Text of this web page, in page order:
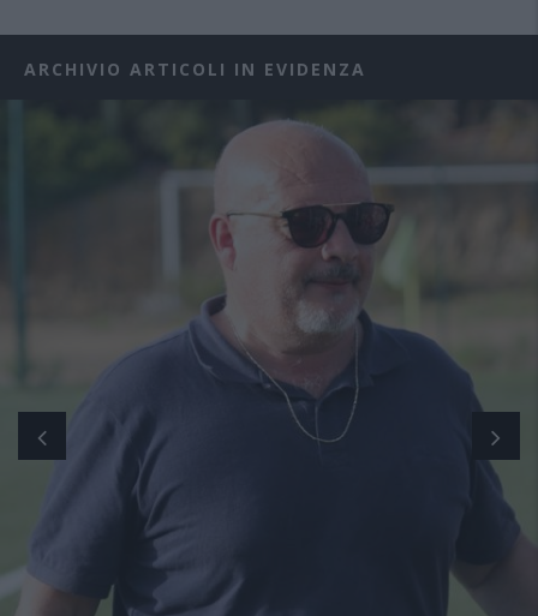
ARCHIVIO ARTICOLI IN EVIDENZA